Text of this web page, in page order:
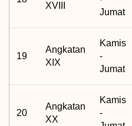
XVIII
Jumat
19
Angkatan
XIX
Kamis
-
Jumat
20
Angkatan
XX
Kamis
-